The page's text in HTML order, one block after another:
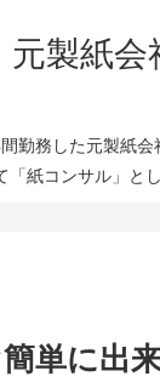
元製紙
務した元製紙
紙コンサル」と
単に出